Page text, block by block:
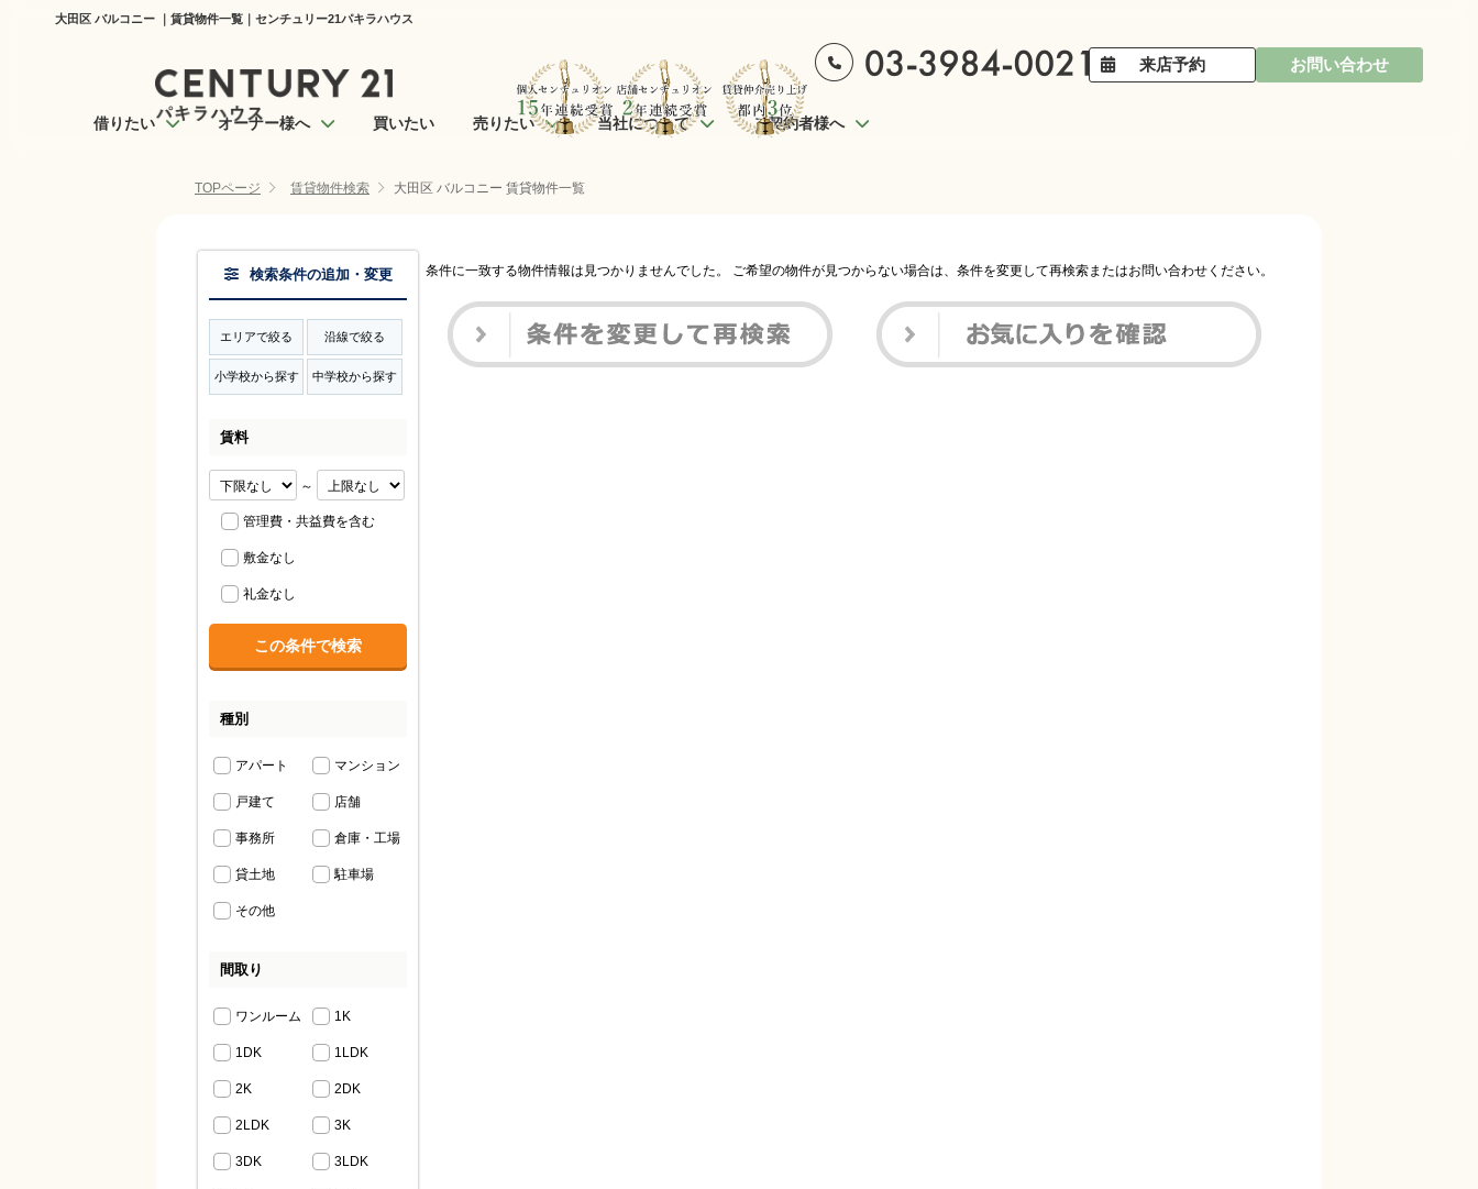
大田区 バルコニー ｜賃貸物件一覧｜センチュリー21パキラハウス
来店予約 お問い合わせ
借りたい オーナー様へ 買いたい 売りたい 当社について ご契約者様へ
TOPページ 賃貸物件検索 大田区 バルコニー 賃貸物件一覧
条件に一致する物件情報は見つかりませんでした。 ご希望の物件が見つからない場合は、条件を変更して再検索またはお問い合わせください。
検索条件の追加・変更
エリアで絞る 沿線で絞る
小学校から探す 中学校から探す
賃料
～
管理費・共益費を含む
敷金なし
礼金なし
種別
アパート マンション
戸建て 店舗
事務所 倉庫・工場
貸土地 駐車場
その他
間取り
ワンルーム 1K
1DK 1LDK
2K 2DK
2LDK 3K
3DK 3LDK